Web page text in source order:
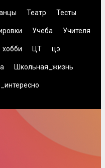
Театр Тесты
Учеба Учителя
хобби ЦТ цэ
Школьная_жизнь